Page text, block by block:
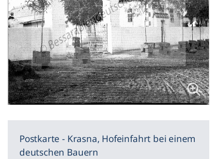
Postkarte - Krasna, Hofeinfahrt bei einem
deutschen Bauern